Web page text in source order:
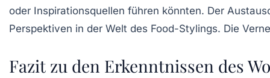
oder Inspirationsquellen führen könnten. Der
Perspektiven in der Welt des Food-Stylings. Die
Fazit zu den Erkenntnissen des